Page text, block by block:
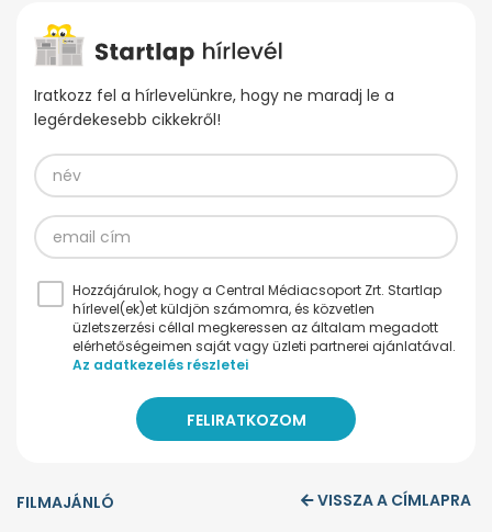
Iratkozz fel a hírlevelünkre, hogy ne maradj le a
legérdekesebb cikkekről!
Hozzájárulok, hogy a Central Médiacsoport Zrt. Startlap
hírlevel(ek)et küldjön számomra, és közvetlen
üzletszerzési céllal megkeressen az általam megadott
elérhetőségeimen saját vagy üzleti partnerei ajánlatával.
Az adatkezelés részletei
FILMAJÁNLÓ VISSZA A CÍMLAPRA